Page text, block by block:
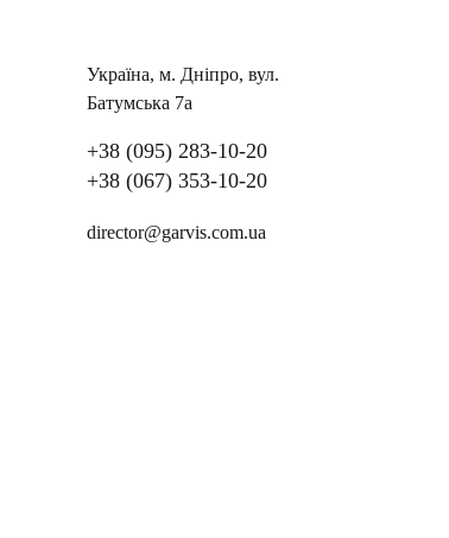
Україна, м. Дніпро, вул.
Батумська 7а
+38 (095) 283-10-20
+38 (067) 353-10-20
director@garvis.com.ua